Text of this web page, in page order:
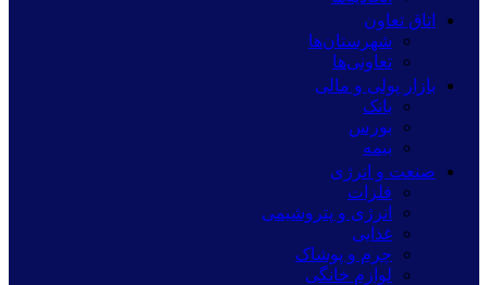
اتاق تعاون
شهرستان‌ها
تعاونی‌ها
بازار پولی و مالی
بانک
بورس
بیمه
صنعت و انرژی
فلزات
انرژی و پتروشیمی
غذایی
چرم و پوشاک
لوازم خانگی